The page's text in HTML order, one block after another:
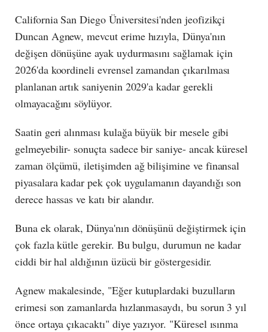
California San Diego Üniversitesi'nden jeofizikçi
Duncan Agnew, mevcut erime hızıyla, Dünya'nın
değişen dönüşüne ayak uydurmasını sağlamak için
2026'da koordineli evrensel zamandan çıkarılması
planlanan artık saniyenin 2029'a kadar gerekli
olmayacağını söylüyor.
Saatin geri alınması kulağa büyük bir mesele gibi
gelmeyebilir- sonuçta sadece bir saniye- ancak küresel
zaman ölçümü, iletişimden ağ bilişimine ve finansal
piyasalara kadar pek çok uygulamanın dayandığı son
derece hassas ve katı bir alandır.
Buna ek olarak, Dünya'nın dönüşünü değiştirmek için
çok fazla kütle gerekir. Bu bulgu, durumun ne kadar
ciddi bir hal aldığının üzücü bir göstergesidir.
Agnew makalesinde, "Eğer kutuplardaki buzulların
erimesi son zamanlarda hızlanmasaydı, bu sorun 3 yıl
önce ortaya çıkacaktı" diye yazıyor. "Küresel ısınma